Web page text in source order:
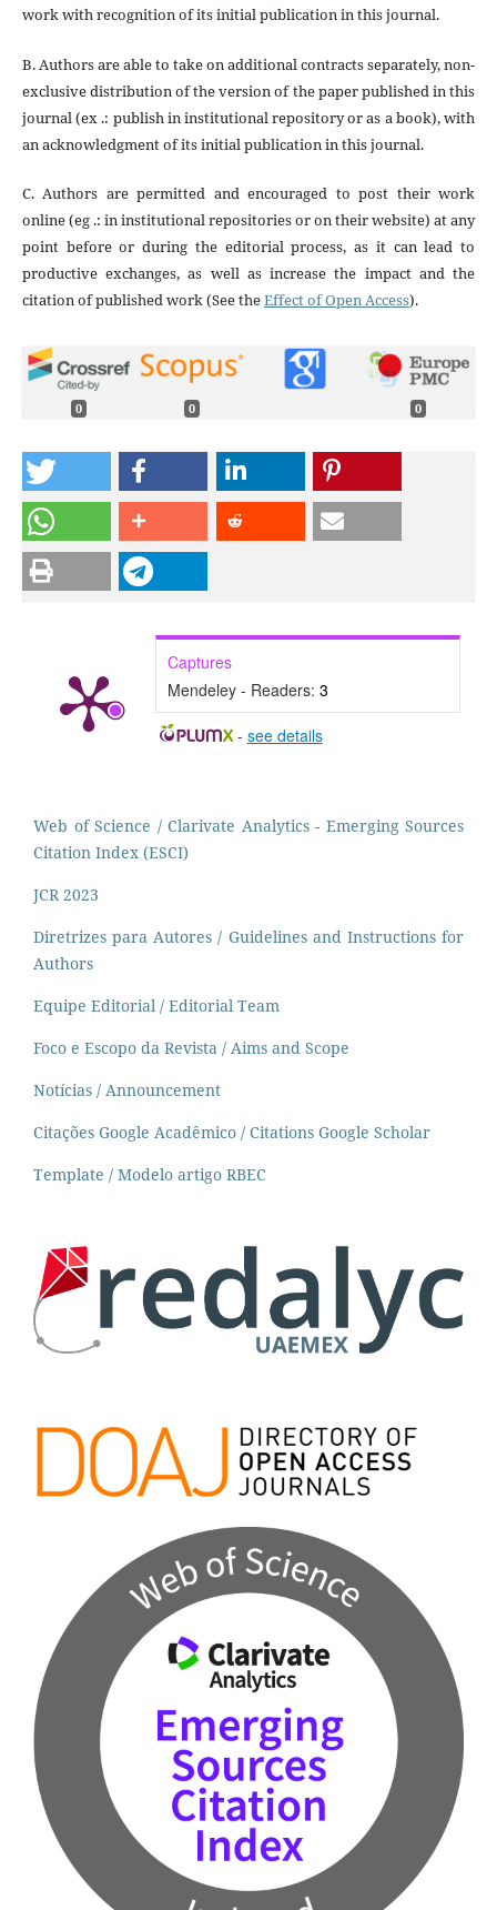
work with recognition of its initial publication in this journal.
B. Authors are able to take on additional contracts separately, non-
exclusive distribution of the version of the paper published in this
journal (ex .: publish in institutional repository or as a book), with
an acknowledgment of its initial publication in this journal.
C. Authors are permitted and encouraged to post their work
online (eg .: in institutional repositories or on their website) at any
point before or during the editorial process, as it can lead to
productive exchanges, as well as increase the impact and the
citation of published work (See theEffect of Open Access).
0 0 0
Captures
Mendeley - Readers: 3
- see details
Web of Science / Clarivate Analytics - Emerging Sources
Citation Index (ESCI)
JCR 2023
Diretrizes para Autores / Guidelines and Instructions for
Authors
Equipe Editorial / Editorial Team
Foco e Escopo da Revista / Aims and Scope
Notícias / Announcement
Citações Google Acadêmico / Citations Google Scholar
Template / Modelo artigo RBEC